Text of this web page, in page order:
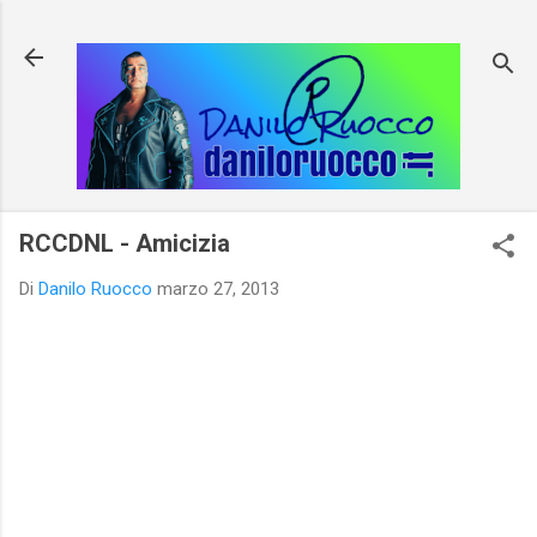
RCCDNL - Amicizia
Di Danilo Ruocco marzo 27, 2013